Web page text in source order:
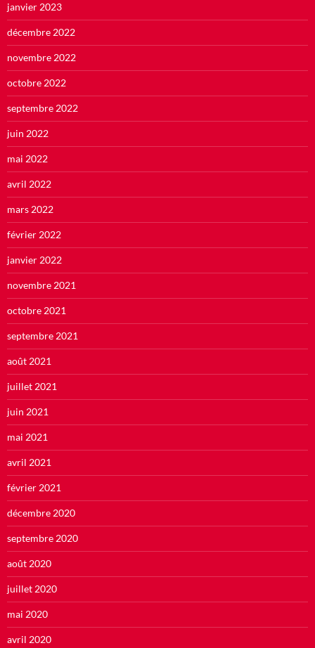
janvier 2023
décembre 2022
novembre 2022
octobre 2022
septembre 2022
juin 2022
mai 2022
avril 2022
mars 2022
février 2022
janvier 2022
novembre 2021
octobre 2021
septembre 2021
août 2021
juillet 2021
juin 2021
mai 2021
avril 2021
février 2021
décembre 2020
septembre 2020
août 2020
juillet 2020
mai 2020
avril 2020